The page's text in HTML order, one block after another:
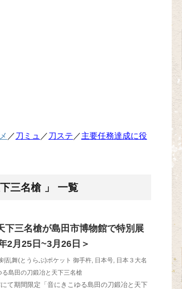
／ 刀ミュ ／ 刀ステ ／主要任務達成に役
三名槍 」 一覧
下三名槍が島田市博物館で特別展
2月25日~3月26日＞
乱舞(とうらぶ)ポケット 御手杵, 日本号, 日本３大名
る島田の刀鍛冶と天下三名槍
て期間限定「音にきこゆる島田の刀鍛冶と天下